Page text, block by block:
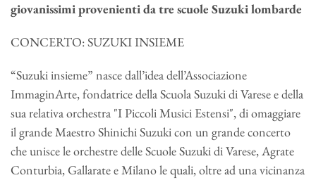
giovanissimi provenienti da tre scuole Suzuki lombarde
CONCERTO: SUZUKI INSIEME
“Suzuki insieme” nasce dall’idea dell’Associazione
ImmaginArte, fondatrice della Scuola Suzuki di Varese e della
sua relativa orchestra "I Piccoli Musici Estensi", di omaggiare
il grande Maestro Shinichi Suzuki con un grande concerto
che unisce le orchestre delle Scuole Suzuki di Varese, Agrate
Conturbia, Gallarate e Milano le quali, oltre ad una vicinanza